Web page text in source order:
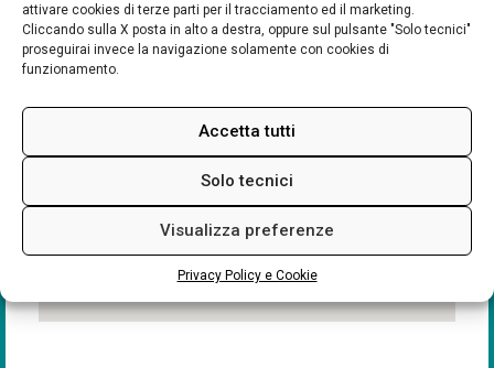
attivare cookies di terze parti per il tracciamento ed il marketing.
Cliccando sulla X posta in alto a destra, oppure sul pulsante "Solo tecnici"
proseguirai invece la navigazione solamente con cookies di
funzionamento.
Accetta tutti
Solo tecnici
Visualizza preferenze
Privacy Policy e Cookie
Piazza Garibaldi 15 - Mirandola